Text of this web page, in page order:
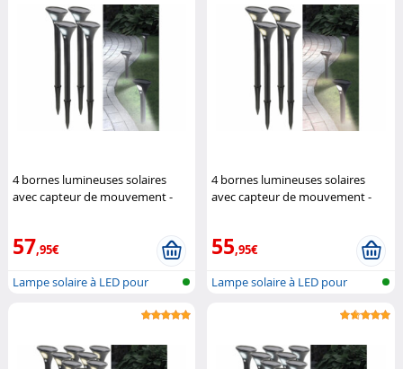
4 bornes lumineuses solaires
avec capteur de mouvement -
57,95€
Lampe solaire à LED pour
4 bornes lumineuses solaires
avec capteur de mouvement -
55,95€
Lampe solaire à LED pour